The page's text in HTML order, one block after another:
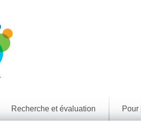
Recherche et évaluation Pour